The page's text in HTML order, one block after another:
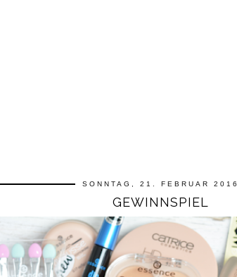
SONNTAG, 21. FEBRUAR 2016
GEWINNSPIEL